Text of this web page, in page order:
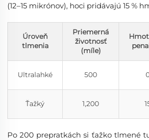
(12–15 mikrónov), hoci pridávajú 15 %
Úroveň
tlmenia
Priemerná
životnosť
(míle)
Ultralahké 500
Ťažký 1,200
Po 200 prepratkách si ťažko tlmené